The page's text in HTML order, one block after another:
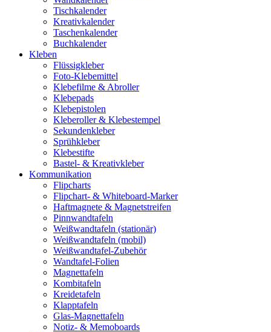
Tischkalender
Kreativkalender
Taschenkalender
Buchkalender
Kleben
Flüssigkleber
Foto-Klebemittel
Klebefilme & Abroller
Klebepads
Klebepistolen
Kleberoller & Klebestempel
Sekundenkleber
Sprühkleber
Klebestifte
Bastel- & Kreativkleber
Kommunikation
Flipcharts
Flipchart- & Whiteboard-Marker
Haftmagnete & Magnetstreifen
Pinnwandtafeln
Weißwandtafeln (stationär)
Weißwandtafeln (mobil)
Weißwandtafel-Zubehör
Wandtafel-Folien
Magnettafeln
Kombitafeln
Kreidetafeln
Klapptafeln
Glas-Magnettafeln
Notiz- & Memoboards